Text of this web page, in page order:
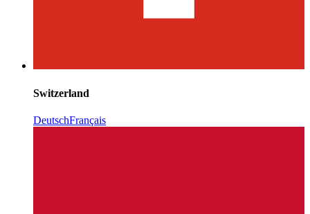
Switzerland
DeutschFrançais